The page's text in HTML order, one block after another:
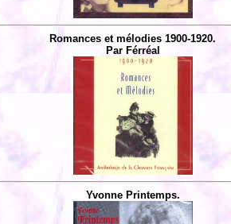
Romances et mélodies 1900-1920.
Par Férréal
Yvonne Printemps.